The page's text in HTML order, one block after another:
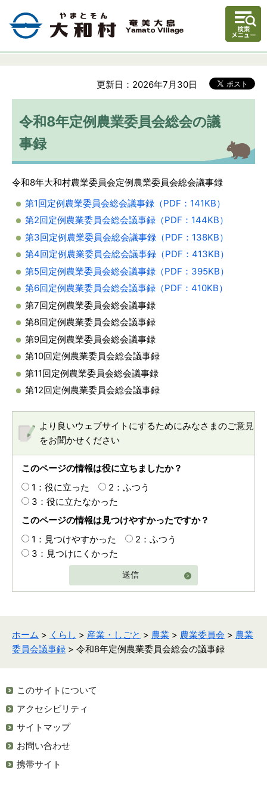
更新日：2026年7月30日
令和8年定例農業委員会総会の議
事録
令和8年大和村農業委員会定例農業委員会総会議事録
第1回定例農業委員会総会議事録（PDF：141KB）
第2回定例農業委員会総会議事録（PDF：144KB）
第3回定例農業委員会総会議事録（PDF：138KB）
第4回定例農業委員会総会議事録（PDF：413KB）
第5回定例農業委員会総会議事録（PDF：395KB）
第6回定例農業委員会総会議事録（PDF：410KB）
第7回定例農業委員会総会議事録
第8回定例農業委員会総会議事録
第9回定例農業委員会総会議事録
第10回定例農業委員会総会議事録
第11回定例農業委員会総会議事録
第12回定例農業委員会総会議事録
より良いウェブサイトにするためにみなさまのご意見
をお聞かせください
このページの情報は役に立ちましたか？
1：役に立った
2：ふつう
3：役に立たなかった
このページの情報は見つけやすかったですか？
1：見つけやすかった
2：ふつう
3：見つけにくかった
送信
ホーム > くらし > 産業・しごと > 農業 > 農業委員会 > 農業
委員会議事録 > 令和8年定例農業委員会総会の議事録
このサイトについて
アクセシビリティ
サイトマップ
お問い合わせ
携帯サイト